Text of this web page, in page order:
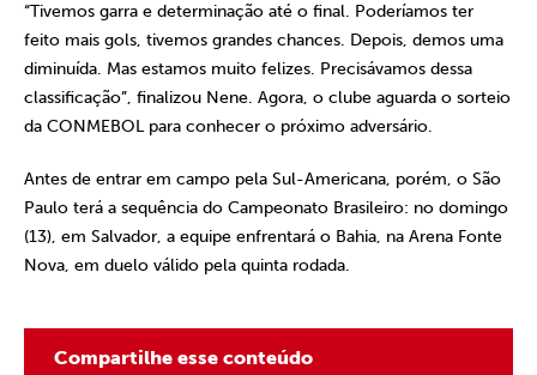
“Tivemos garra e determinação até o final. Poderíamos ter
feito mais gols, tivemos grandes chances. Depois, demos uma
diminuída. Mas estamos muito felizes. Precisávamos dessa
classificação”, finalizou Nene. Agora, o clube aguarda o sorteio
da CONMEBOL para conhecer o próximo adversário.
Antes de entrar em campo pela Sul-Americana, porém, o São
Paulo terá a sequência do Campeonato Brasileiro: no domingo
(13), em Salvador, a equipe enfrentará o Bahia, na Arena Fonte
Nova, em duelo válido pela quinta rodada.
Compartilhe esse conteúdo